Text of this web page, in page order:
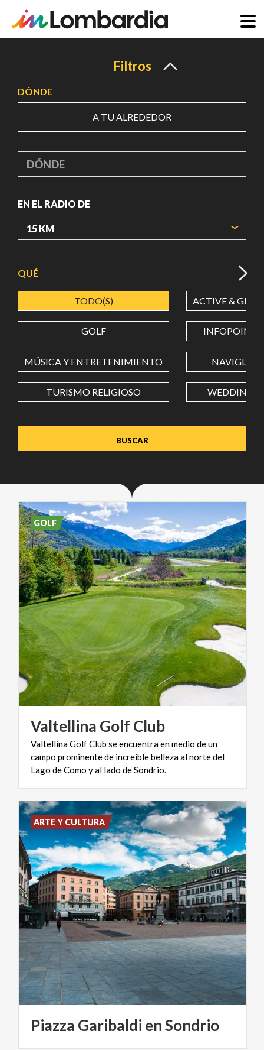
principal
Filtros
DÓNDE
A TU ALREDEDOR
DÓNDE
EN EL RADIO DE
LONGITUD
Value in decimal degrees. Use dot (.) as decimal separator.
QUÉ
TODO(S) ACTIVE &
GOLF INFOPOINT
MÚSICA Y ENTRETENIMIENTO NAVIGLI
TURISMO RELIGIOSO WEDDING
Valtellina Golf Club
Valtellina Golf Club se encuentra en medio de un
campo prominente de increíble belleza al norte del
Lago de Como y al lado de Sondrio.
GOLF
Piazza Garibaldi enSondrio
ARTE Y CULTURA